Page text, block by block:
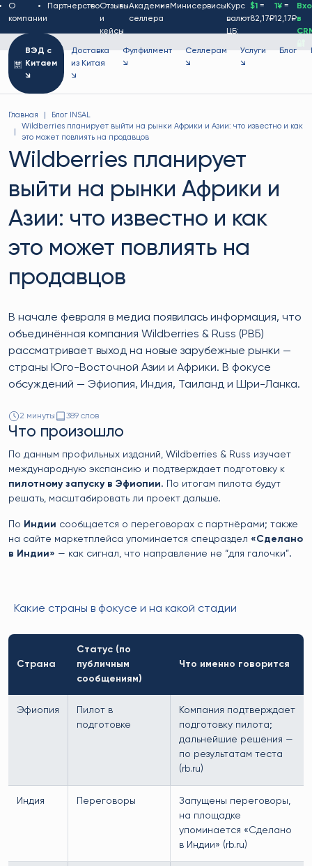
О
компании
ПартнерствоОтзывы
и
кейсы
Академия
селлера
Минисервисы Курс
валют
ЦБ:
$1 =
82,17₽
1¥=
12,17₽в
ВЭД с
Китаем
↘
Доставка
из Китая
↘
Фулфилмент
↘
Селлерам
↘
Услуги
↘
Блог
Главная
Блог INSAL
Wildberries планирует выйти на рынки Африки и Азии: что известно и как
это может повлиять на продавцов
Wildberries планирует
выйти на рынки Африки и
Азии: что известно и как
это может повлиять на
продавцов
В начале февраля в медиа появилась информация, что
объединённая компания Wildberries & Russ (РВБ)
рассматривает выход на новые зарубежные рынки —
страны Юго-Восточной Азии и Африки. В фокусе
обсуждений — Эфиопия, Индия, Таиланд и Шри-Ланка.
2 минуты 389 слов
Что произошло
По данным профильных изданий, Wildberries & Russ изучает
международную экспансию и подтверждает подготовку к
пилотному запуску в Эфиопии. По итогам пилота будут
решать, масштабировать ли проект дальше.
По Индии сообщается о переговорах с партнёрами; также
на сайте маркетплейса упоминается спецраздел «Сделано
в Индии» — как сигнал, что направление не “для галочки”.
Какие страны в фокусе и на какой стадии
Страна
Статус (по
публичным
сообщениям)
Что именно говорится
Эфиопия
Пилот в
подготовке
Компания подтверждает
подготовку пилота;
дальнейшие решения —
по результатам теста
(rb.ru)
Индия Переговоры
Запущены переговоры,
на площадке
упоминается «Сделано
в Индии» (rb.ru)